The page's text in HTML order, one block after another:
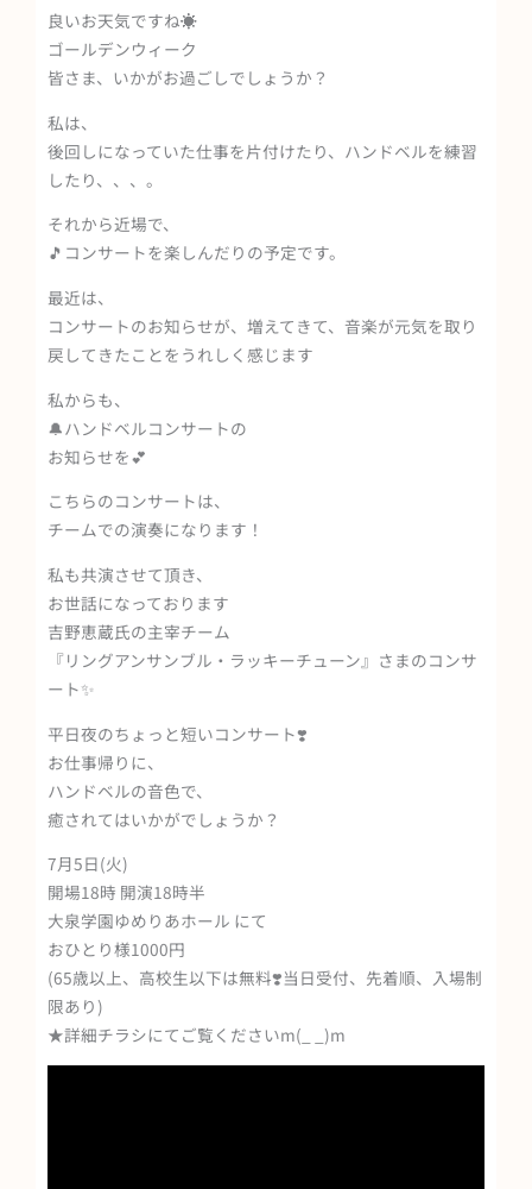
良いお天気ですね☀️
ゴールデンウィーク
皆さま、いかがお過ごしでしょうか？
私は、
後回しになっていた仕事を片付けたり、ハンドベルを練習
したり、、、。
それから近場で、
🎵コンサートを楽しんだりの予定です。
最近は、
コンサートのお知らせが、増えてきて、音楽が元気を取り
戻してきたことをうれしく感じます
私からも、
🔔ハンドベルコンサートの
お知らせを💕
こちらのコンサートは、
チームでの演奏になります！
私も共演させて頂き、
お世話になっております
吉野恵蔵氏の主宰チーム
『リングアンサンブル・ラッキーチューン』さまのコンサ
ート✨
平日夜のちょっと短いコンサート❣️
お仕事帰りに、
ハンドベルの音色で、
癒されてはいかがでしょうか？
7月5日(火)
開場18時 開演18時半
大泉学園ゆめりあホール にて
おひとり様1000円
(65歳以上、高校生以下は無料❣️当日受付、先着順、入場制
限あり)
★詳細チラシにてご覧くださいm(_ _)m